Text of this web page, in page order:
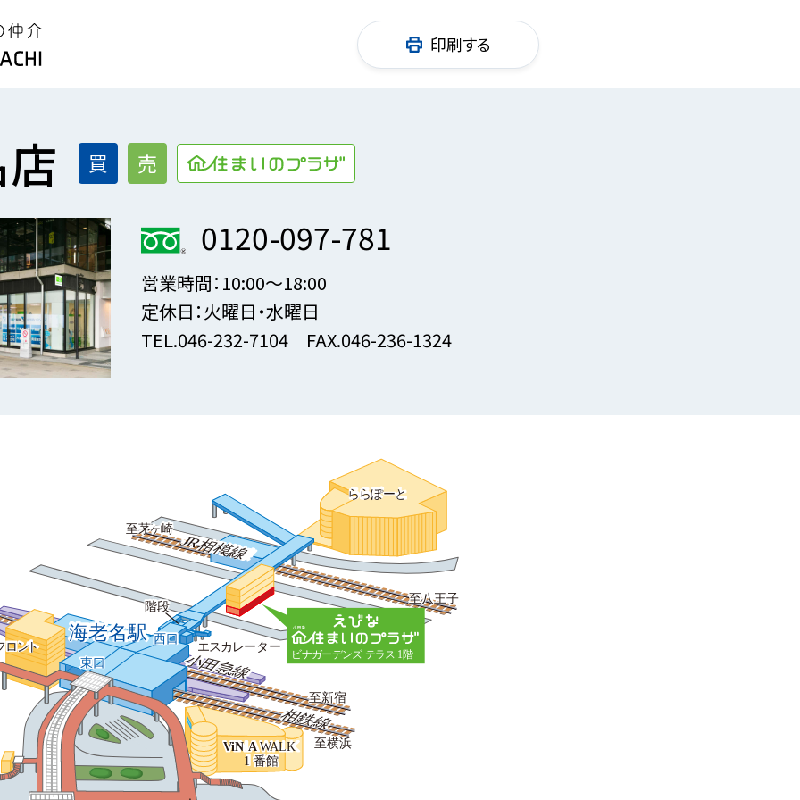
印刷する
買 売
0120-097-781
営業時間： 10:00～18:00
定休日：火曜日・水曜日
TEL.046-232-7104 FAX.046-236-1324